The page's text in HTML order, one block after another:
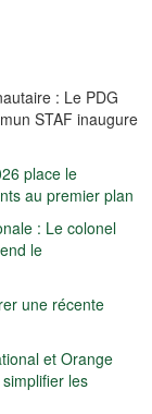
: Le PDG
STAF inaugure
place le
au premier plan
: Le colonel
le
une récente
et Orange
les